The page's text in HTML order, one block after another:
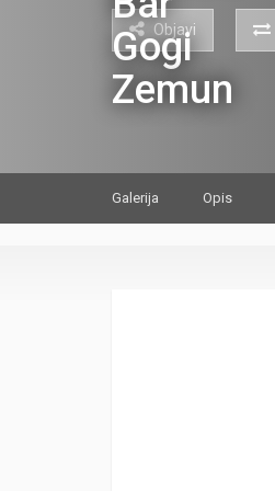
Objavi
Galerija Opis